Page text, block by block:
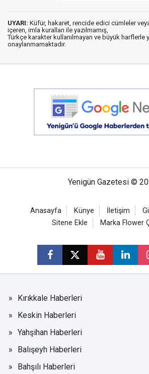
UYARI: Küfür, hakaret, rencide edici cümleler
içeren, imla kuralları ile yazılmamış,
Türkçe karakter kullanılmayan ve büyük harflerle
onaylanmamaktadır.
Yenigün Gazetesi ©
Anasayfa Künye İletişim
Sitene Ekle
Marka Flower
Kırıkkale Haberleri
Keskin Haberleri
Yahşihan Haberleri
Balışeyh Haberleri
Bahşılı Haberleri